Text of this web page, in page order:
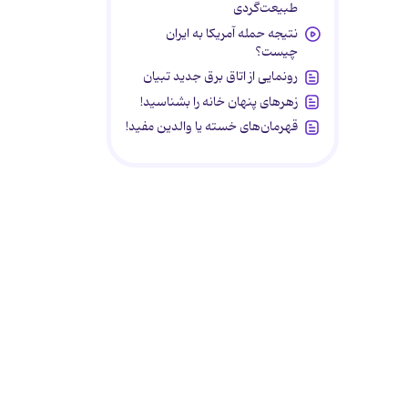
طبیعت‌گردی
نتیجه حمله آمریکا به ایران
چیست؟
رونمایی از اتاق برق جدید تبیان
زهرهای پنهان خانه را بشناسید!
قهرمان‌های خسته یا والدین مفید!